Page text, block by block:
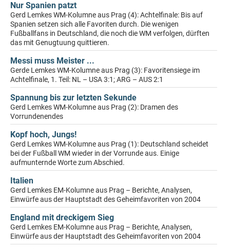
Nur Spanien patzt
Gerd Lemkes WM-Kolumne aus Prag (4): Achtelfinale: Bis auf
Spanien setzen sich alle Favoriten durch. Die wenigen
Fußballfans in Deutschland, die noch die WM verfolgen, dürften
das mit Genugtuung quittieren.
Messi muss Meister ...
Gerde Lemkes WM-Kolumne aus Prag (3): Favoritensiege im
Achtelfinale, 1. Teil: NL – USA 3:1; ARG – AUS 2:1
Spannung bis zur letzten Sekunde
Gerd Lemkes WM-Kolumne aus Prag (2): Dramen des
Vorrundenendes
Kopf hoch, Jungs!
Gerd Lemkes WM-Kolumne aus Prag (1): Deutschland scheidet
bei der Fußball WM wieder in der Vorrunde aus. Einige
aufmunternde Worte zum Abschied.
Italien
Gerd Lemkes EM-Kolumne aus Prag – Berichte, Analysen,
Einwürfe aus der Hauptstadt des Geheimfavoriten von 2004
England mit dreckigem Sieg
Gerd Lemkes EM-Kolumne aus Prag – Berichte, Analysen,
Einwürfe aus der Hauptstadt des Geheimfavoriten von 2004